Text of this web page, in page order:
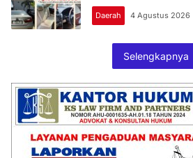
Daerah 4 Agustus 2026
Selengkapnya